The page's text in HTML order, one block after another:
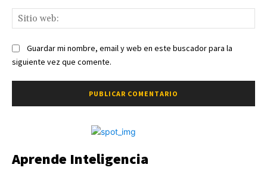
Guardar mi nombre, email y web en este buscador para la
siguiente vez que comente.
Aprende Inteligencia